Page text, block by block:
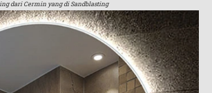
dari Cermin yang di Sandblasting